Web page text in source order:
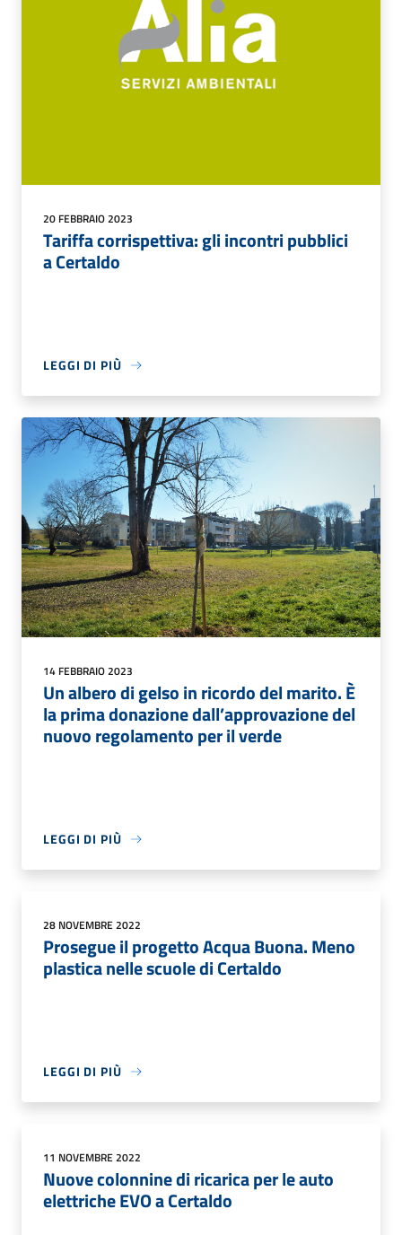
20 FEBBRAIO 2023
Tariffa corrispettiva: gli incontri pubblici
a Certaldo
LEGGI DI PIÙ
14 FEBBRAIO 2023
Un albero di gelso in ricordo del marito. È
la prima donazione dall’approvazione del
nuovo regolamento per il verde
LEGGI DI PIÙ
28 NOVEMBRE 2022
Prosegue il progetto Acqua Buona. Meno
plastica nelle scuole di Certaldo
LEGGI DI PIÙ
11 NOVEMBRE 2022
Nuove colonnine di ricarica per le auto
elettriche EVO a Certaldo